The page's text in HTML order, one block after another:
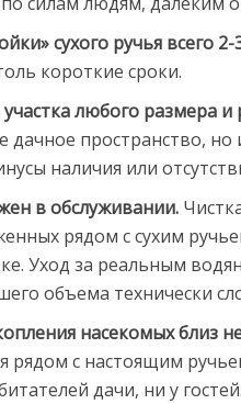
сухого ручья всего 2-
короткие сроки.
любого размера и
дачное пространство, но
наличия или
в обслуживании.
рядом с сухим
Уход за реальным
объема технически
насекомых близ
рядом с настоящим
дачи, ни у гостей.